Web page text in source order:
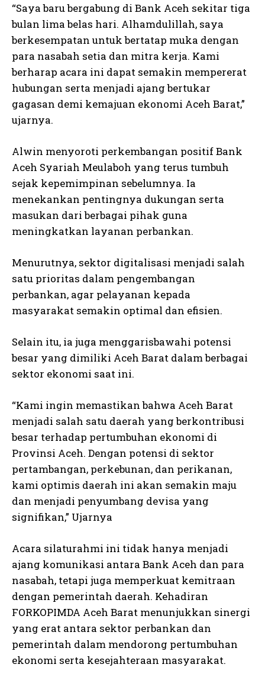
“Saya baru bergabung di Bank Aceh sekitar tiga
bulan lima belas hari. Alhamdulillah, saya
berkesempatan untuk bertatap muka dengan
para nasabah setia dan mitra kerja. Kami
berharap acara ini dapat semakin mempererat
hubungan serta menjadi ajang bertukar
gagasan demi kemajuan ekonomi Aceh Barat,”
ujarnya.
Alwin menyoroti perkembangan positif Bank
Aceh Syariah Meulaboh yang terus tumbuh
sejak kepemimpinan sebelumnya. Ia
menekankan pentingnya dukungan serta
masukan dari berbagai pihak guna
meningkatkan layanan perbankan.
Menurutnya, sektor digitalisasi menjadi salah
satu prioritas dalam pengembangan
perbankan, agar pelayanan kepada
masyarakat semakin optimal dan efisien.
Selain itu, ia juga menggarisbawahi potensi
besar yang dimiliki Aceh Barat dalam berbagai
sektor ekonomi saat ini.
“Kami ingin memastikan bahwa Aceh Barat
menjadi salah satu daerah yang berkontribusi
besar terhadap pertumbuhan ekonomi di
Provinsi Aceh. Dengan potensi di sektor
pertambangan, perkebunan, dan perikanan,
kami optimis daerah ini akan semakin maju
dan menjadi penyumbang devisa yang
signifikan,” Ujarnya
Acara silaturahmi ini tidak hanya menjadi
ajang komunikasi antara Bank Aceh dan para
nasabah, tetapi juga memperkuat kemitraan
dengan pemerintah daerah. Kehadiran
FORKOPIMDA Aceh Barat menunjukkan sinergi
yang erat antara sektor perbankan dan
pemerintah dalam mendorong pertumbuhan
ekonomi serta kesejahteraan masyarakat.